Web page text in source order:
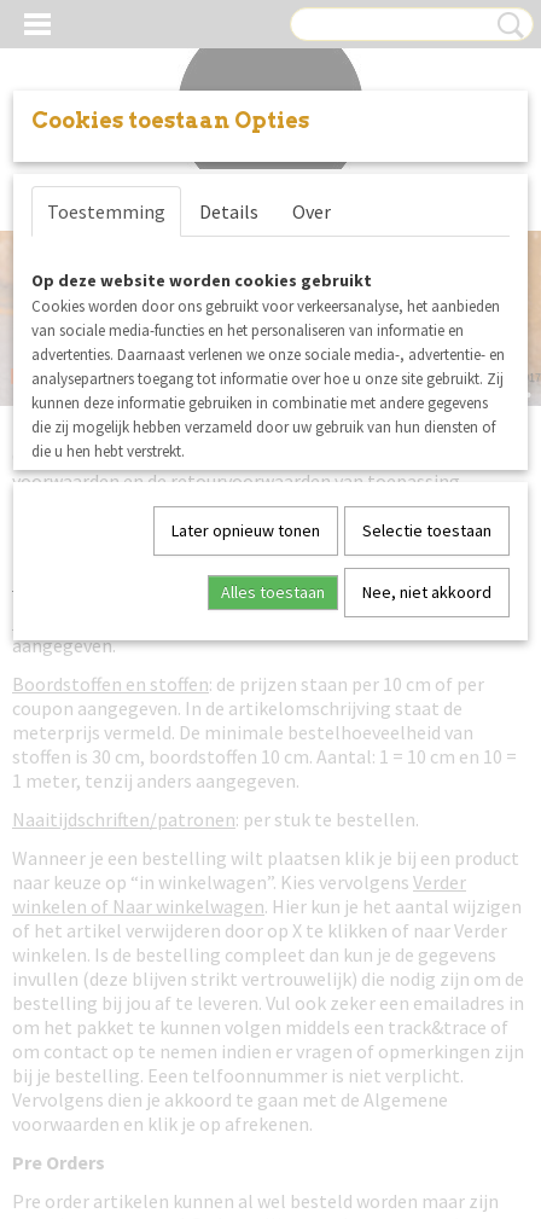
Inloggen Registreren
SENZA LIMITS © 2017
De mooiste stoffen en fournituren voor jouw naaiproject SENZA LIMITS © 2017
See You At Six Playtime 33
SENZA LIMITS © 2017
Ruitjes en Ibizabandjes
SENZA LIMITS © 2017
KATIA FABRICS EQUINOX COLLECTIE SENZA LIMITS © 2017
Notches
Bestellen & Betalen
Op alle bestellingen bij Senza Limits zijn de algemene
voorwaarden en de retourvoorwaarden van toepassing.
De prijzen in de webwinkel van Senza Limits zijn in Euro’s,
inclusief 9% of 21% btw en exclusief verzendkosten.
Bestellen van stoffen, fournituren en patronen:
: de prijzen staan per 10 cm, per meter of per stuk
aangegeven.
Boordstoffen en stoffen: de prijzen staan per 10 cm of per
coupon aangegeven. In de artikelomschrijving staat de
meterprijs vermeld. De minimale bestelhoeveelheid van
stoffen is 30 cm, boordstoffen 10 cm. Aantal: 1 = 10 cm en 10 =
1 meter, tenzij anders aangegeven.
Naaitijdschriften/patronen: per stuk te bestellen.
Wanneer je een bestelling wilt plaatsen klik je bij een product
naar keuze op “in winkelwagen”. Kies vervolgens Verder
winkelen of Naar winkelwagen. Hier kun je het aantal wijzigen
of het artikel verwijderen door op X te klikken of naar Verder
winkelen. Is de bestelling compleet dan kun je de gegevens
invullen (deze blijven strikt vertrouwelijk) die nodig zijn om de
bestelling bij jou af te leveren. Vul ook zeker een emailadres in
om het pakket te kunnen volgen middels een track&trace of
om contact op te nemen indien er vragen of opmerkingen zijn
bij je bestelling. Eeen telfoonnummer is niet verplicht.
Vervolgens dien je akkoord te gaan met de Algemene
voorwaarden en klik je op afrekenen.
Pre Orders
Pre order artikelen kunnen al wel besteld worden maar zijn
Cookies toestaan Opties
Toestemming Details Over
Op deze website worden cookies gebruikt
Cookies worden door ons gebruikt voor verkeersanalyse, het aanbieden
van sociale media-functies en het personaliseren van informatie en
advertenties. Daarnaast verlenen we onze sociale media-, advertentie- en
analysepartners toegang tot informatie over hoe u onze site gebruikt. Zij
kunnen deze informatie gebruiken in combinatie met andere gegevens
die zij mogelijk hebben verzameld door uw gebruik van hun diensten of
die u hen hebt verstrekt.
Later opnieuw tonen Selectie toestaan
Alles toestaan Nee, niet akkoord